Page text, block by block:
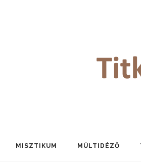
MISZTIKUM MÚLTIDÉZŐ